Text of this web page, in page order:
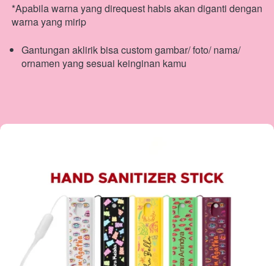
*Apabila warna yang direquest habis akan diganti dengan
warna yang mirip
Gantungan aklirik bisa custom gambar/ foto/ nama/
ornamen yang sesuai keinginan kamu